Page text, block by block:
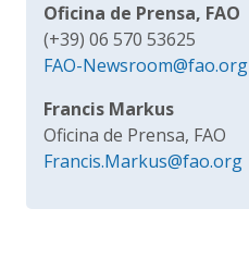
Oficina de Prensa, FAO
(+39) 06 570 53625
FAO-Newsroom@fao.org
Francis Markus
Oficina de Prensa, FAO
Francis.Markus@fao.org